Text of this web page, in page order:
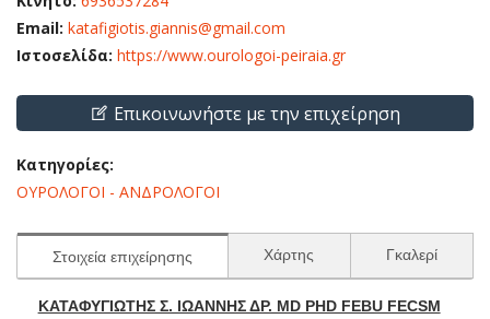
Email: katafigiotis.giannis@gmail.com
Ιστοσελίδα: https://www.ourologoi-peiraia.gr
Επικοινωνήστε με την επιχείρηση
Κατηγορίες:
ΟΥΡΟΛΟΓΟΙ - ΑΝΔΡΟΛΟΓΟΙ
Στοιχεία επιχείρησης Χάρτης Γκαλερί
ΚΑΤΑΦΥΓΙΩΤΗΣ Σ. ΙΩΑΝΝΗΣ ΔΡ. MD PHD FEBU FECSM